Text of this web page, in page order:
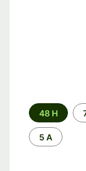
Periodo
de
tiempo
48 H
5 A